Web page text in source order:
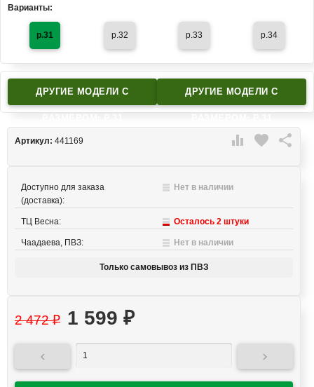
Варианты:
р.31 р.32 р.33 р.34
ДРУГИЕ МОДЕЛИ C ДРУГИЕ МОДЕЛИ C
 favorite 
Артикул: 441169
Доступно для заказа
(доставка):
Нет в наличии
ТЦ Весна: Осталось 2 штуки
Чаадаева, ПВЗ: Нет в наличии
Только самовывоз из ПВЗ
2 472₽ 1 599 ₽
 